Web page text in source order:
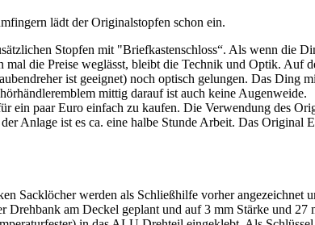
lädt der Originalstopfen schon ein.
Stopfen mit "Briefkastenschloss“. Als wenn die
die Preise weglässt, bleibt die Technik und Optik. Auf
ist geeignet) noch optisch gelungen. Das Ding
mittig darauf ist auch keine Augenweide.
ein paar Euro einfach zu kaufen. Die Verwendung des
Anlage ist es ca. eine halbe Stunde Arbeit. Das Original
Sacklöcher werden als Schließhilfe vorher angezeichnet
am Deckel geplant und auf 3 mm Stärke und 27